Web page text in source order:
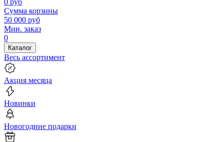
Сумма корзины
50 000 руб
Мин. заказ
0
Каталог
Весь ассортимент
Акция месяца
Новинки
Новогодние подарки